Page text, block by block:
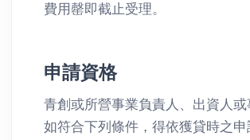
費用罄即截止受理。
申請資格
青創或所營事業負責人、出資人或
如符合下列條件，得依獲貸時之申